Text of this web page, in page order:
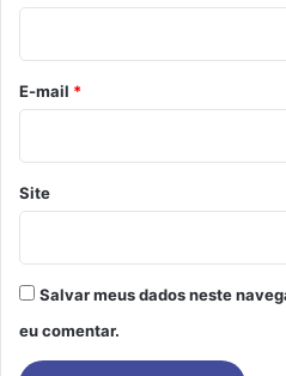
o
*
E-mail *
Site
Salvar meus dados neste
eu comentar.